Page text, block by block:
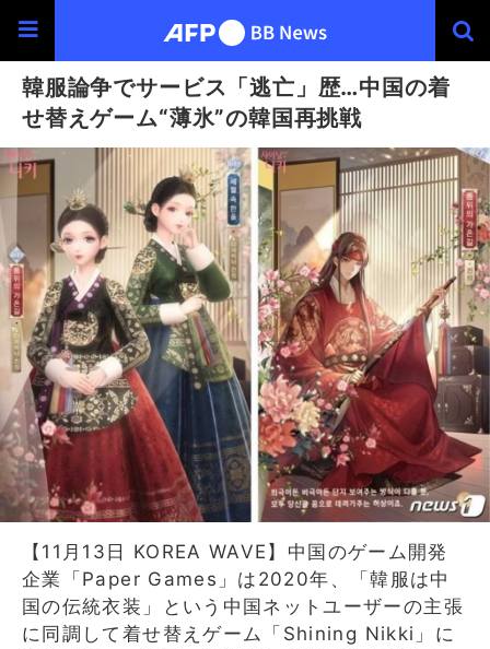
韓服論争でサービス「逃亡」歴…中国の着
せ替えゲーム“薄氷”の韓国再挑戦
【11月13日 KOREA WAVE】中国のゲーム開発
企業「Paper Games」は2020年、「韓服は中
国の伝統衣装」という中国ネットユーザーの主張
に同調して着せ替えゲーム「Shining Nikki」に